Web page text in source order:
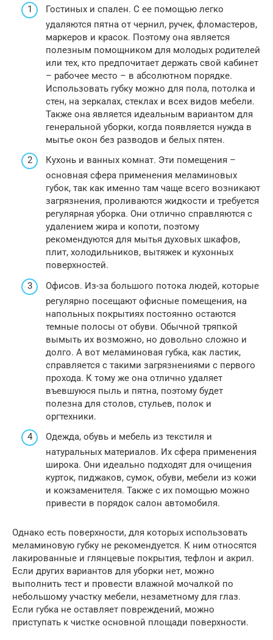
Гостиных и спален. С ее помощью легко
удаляются пятна от чернил, ручек, фломастеров,
маркеров и красок. Поэтому она является
полезным помощником для молодых родителей
или тех, кто предпочитает держать свой кабинет
– рабочее место – в абсолютном порядке.
Использовать губку можно для пола, потолка и
стен, на зеркалах, стеклах и всех видов мебели.
Также она является идеальным вариантом для
генеральной уборки, когда появляется нужда в
мытье окон без разводов и белых пятен.
Кухонь и ванных комнат. Эти помещения –
основная сфера применения меламиновых
губок, так как именно там чаще всего возникают
загрязнения, проливаются жидкости и требуется
регулярная уборка. Они отлично справляются с
удалением жира и копоти, поэтому
рекомендуются для мытья духовых шкафов,
плит, холодильников, вытяжек и кухонных
поверхностей.
Офисов. Из-за большого потока людей, которые
регулярно посещают офисные помещения, на
напольных покрытиях постоянно остаются
темные полосы от обуви. Обычной тряпкой
вымыть их возможно, но довольно сложно и
долго. А вот меламиновая губка, как ластик,
справляется с такими загрязнениями с первого
прохода. К тому же она отлично удаляет
въевшуюся пыль и пятна, поэтому будет
полезна для столов, стульев, полок и
оргтехники.
Одежда, обувь и мебель из текстиля и
натуральных материалов. Их сфера применения
широка. Они идеально подходят для очищения
курток, пиджаков, сумок, обуви, мебели из кожи
и кожзаменителя. Также с их помощью можно
привести в порядок салон автомобиля.
Однако есть поверхности, для которых использовать
меламиновую губку не рекомендуется. К ним относятся
лакированные и глянцевые покрытия, тефлон и акрил.
Если других вариантов для уборки нет, можно
выполнить тест и провести влажной мочалкой по
небольшому участку мебели, незаметному для глаз.
Если губка не оставляет повреждений, можно
приступать к чистке основной площади поверхности.